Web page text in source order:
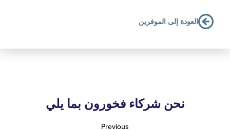
العودة إلى الموفرين
نحن شركاء فخورون بما يلي